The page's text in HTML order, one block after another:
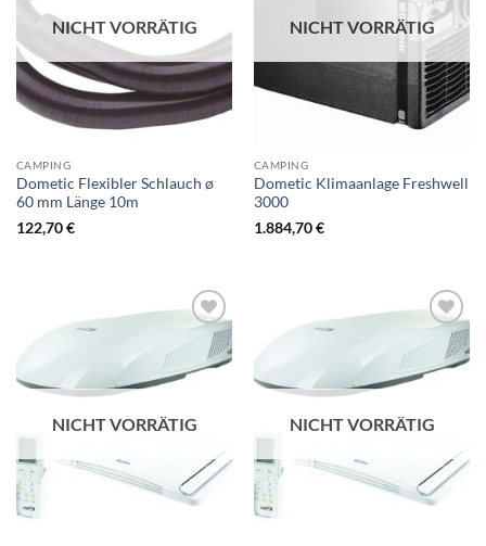
NICHT VORRÄTIG
CAMPING
Dometic Flexibler Schlauch ø
60 mm Länge 10m
122,70€
NICHT VORRÄTIG
CAMPING
Dometic Klimaanlage Freshwell
3000
1.884,70€
NICHT VORRÄTIG NICHT VORRÄTIG